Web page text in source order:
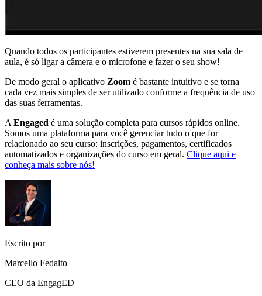
Quando todos os participantes estiverem presentes na sua sala de
aula, é só ligar a câmera e o microfone e fazer o seu show!
De modo geral o aplicativo Zoom é bastante intuitivo e se torna
cada vez mais simples de ser utilizado conforme a frequência de uso
das suas ferramentas.
A Engaged é uma solução completa para cursos rápidos online.
Somos uma plataforma para você gerenciar tudo o que for
relacionado ao seu curso: inscrições, pagamentos, certificados
automatizados e organizações do curso em geral. Clique aqui e
conheça mais sobre nós!
Escrito por
Marcello Fedalto
CEO da EngagED